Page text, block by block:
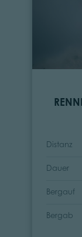
Distanz
Dauer
Bergauf
Bergab